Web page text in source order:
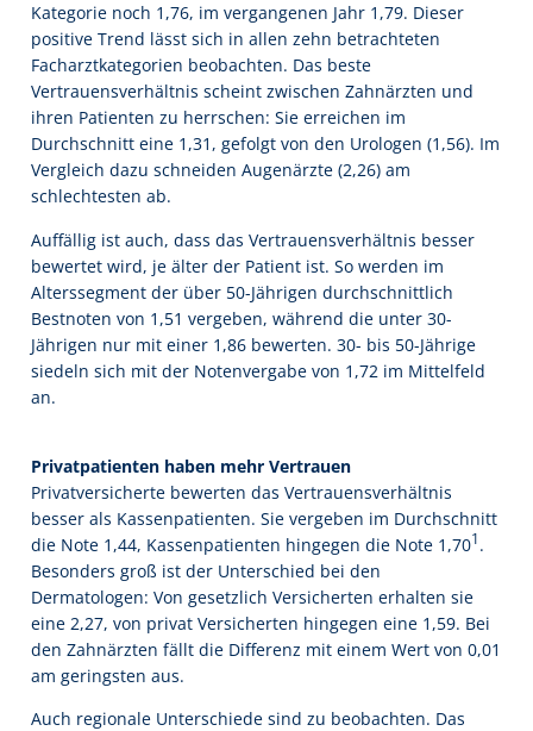
Kategorie noch 1,76, im vergangenen Jahr 1,79. Dieser
positive Trend lässt sich in allen zehn betrachteten
Facharztkategorien beobachten. Das beste
Vertrauensverhältnis scheint zwischen Zahnärzten und
ihren Patienten zu herrschen: Sie erreichen im
Durchschnitt eine 1,31, gefolgt von den Urologen (1,56). Im
Vergleich dazu schneiden Augenärzte (2,26) am
schlechtesten ab.
Auffällig ist auch, dass das Vertrauensverhältnis besser
bewertet wird, je älter der Patient ist. So werden im
Alterssegment der über 50-Jährigen durchschnittlich
Bestnoten von 1,51 vergeben, während die unter 30-
Jährigen nur mit einer 1,86 bewerten. 30- bis 50-Jährige
siedeln sich mit der Notenvergabe von 1,72 im Mittelfeld
an.
Privatpatienten haben mehr Vertrauen
Privatversicherte bewerten das Vertrauensverhältnis
besser als Kassenpatienten. Sie vergeben im Durchschnitt
die Note 1,44, Kassenpatienten hingegen die Note 1,701.
Besonders groß ist der Unterschied bei den
Dermatologen: Von gesetzlich Versicherten erhalten sie
eine 2,27, von privat Versicherten hingegen eine 1,59. Bei
den Zahnärzten fällt die Differenz mit einem Wert von 0,01
am geringsten aus.
Auch regionale Unterschiede sind zu beobachten. Das